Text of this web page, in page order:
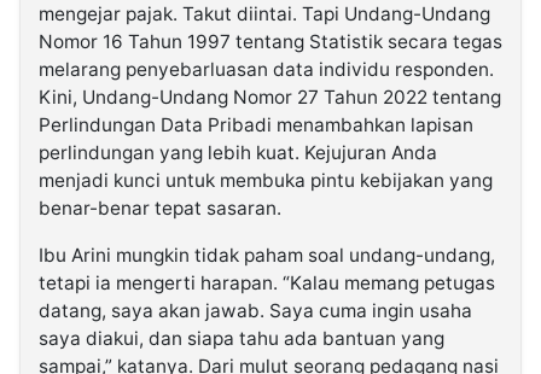
mengejar pajak. Takut diintai. Tapi Undang-Undang
Nomor 16 Tahun 1997 tentang Statistik secara tegas
melarang penyebarluasan data individu responden.
Kini, Undang-Undang Nomor 27 Tahun 2022 tentang
Perlindungan Data Pribadi menambahkan lapisan
perlindungan yang lebih kuat. Kejujuran Anda
menjadi kunci untuk membuka pintu kebijakan yang
benar-benar tepat sasaran.
Ibu Arini mungkin tidak paham soal undang-undang,
tetapi ia mengerti harapan. “Kalau memang petugas
datang, saya akan jawab. Saya cuma ingin usaha
saya diakui, dan siapa tahu ada bantuan yang
sampai,” katanya. Dari mulut seorang pedagang nasi